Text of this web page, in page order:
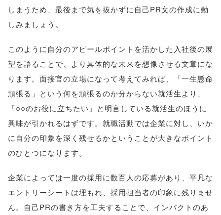
しまうため、最後まで気を抜かずに自己PR文の作成に勤
しみましょう。
このように自分のアピールポイントを活かした入社後の展
望を語ることで、より具体的な未来を想像させる文章にな
ります。面接官の立場になって考えてみれば、「一生懸命
頑張る」という何を頑張るのか分からない就活生より、
「○○のお役に立ちたい」と明言している就活生のほうに
興味が引かれるはずです。就職活動では企業に対し、いか
に自分の印象を深く残せるかということが大きなポイント
のひとつになります。
企業によっては一度の採用に数百人の応募があり、平凡な
エントリーシートは埋もれ、採用担当者の印象に残りませ
ん。自己PRの書き方を工夫することで、インパクトのあ